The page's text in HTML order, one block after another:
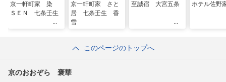
京一軒町家 染
ＳＥＮ 七条壬生
京一軒町家 さと
居 七条壬生 香
雪
至誠宿 大宮五条 ホテル佐野
このページのトップへ
京のおおぞら 褒華